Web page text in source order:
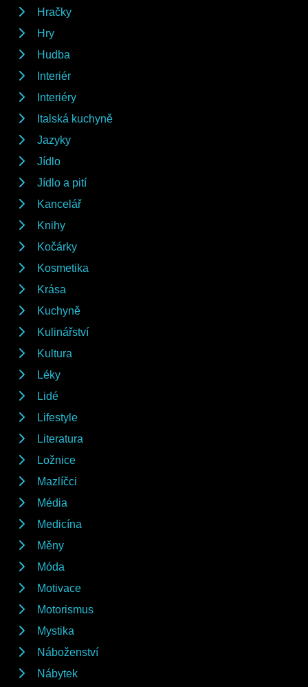
Hračky
Hry
Hudba
Interiér
Interiéry
Italská kuchyně
Jazyky
Jídlo
Jídlo a pití
Kancelář
Knihy
Kočárky
Kosmetika
Krása
Kuchyně
Kulinářství
Kultura
Léky
Lidé
Lifestyle
Literatura
Ložnice
Mazlíčci
Média
Medicína
Měny
Móda
Motivace
Motorismus
Mystika
Náboženství
Nábytek